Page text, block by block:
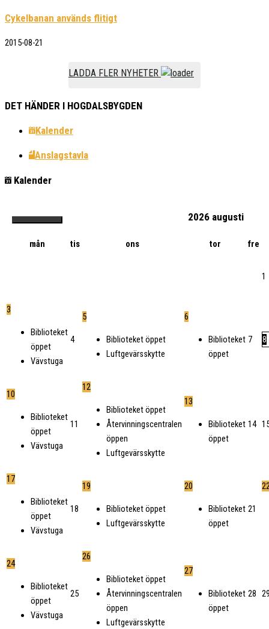
Cykelbanan används flitigt
2015-08-21
LADDA FLER NYHETER
DET HÄNDER I HOGDALSBYGDEN
Kalender
Anslagstavla
Kalender
2026 augusti
mån tis ons tor fre
1
3
Biblioteket
öppet
Vävstuga
4
5
Biblioteket öppet
Luftgevärsskytte
6
Biblioteket
öppet
7 8
10
Biblioteket
öppet
Vävstuga
11
12
Biblioteket öppet
Återvinningscentralen
öppen
Luftgevärsskytte
13
Biblioteket
öppet
14
17
Biblioteket
öppet
Vävstuga
18
19
Biblioteket öppet
Luftgevärsskytte
20
Biblioteket
öppet
21
24
Biblioteket
öppet
Vävstuga
25
26
Biblioteket öppet
Återvinningscentralen
öppen
Luftgevärsskytte
27
Biblioteket
öppet
28